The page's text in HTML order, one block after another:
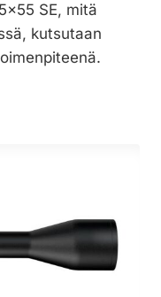
SE, mitä
kutsutaan